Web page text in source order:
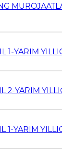
1-YARIM
2-YARIM
1-YARIM